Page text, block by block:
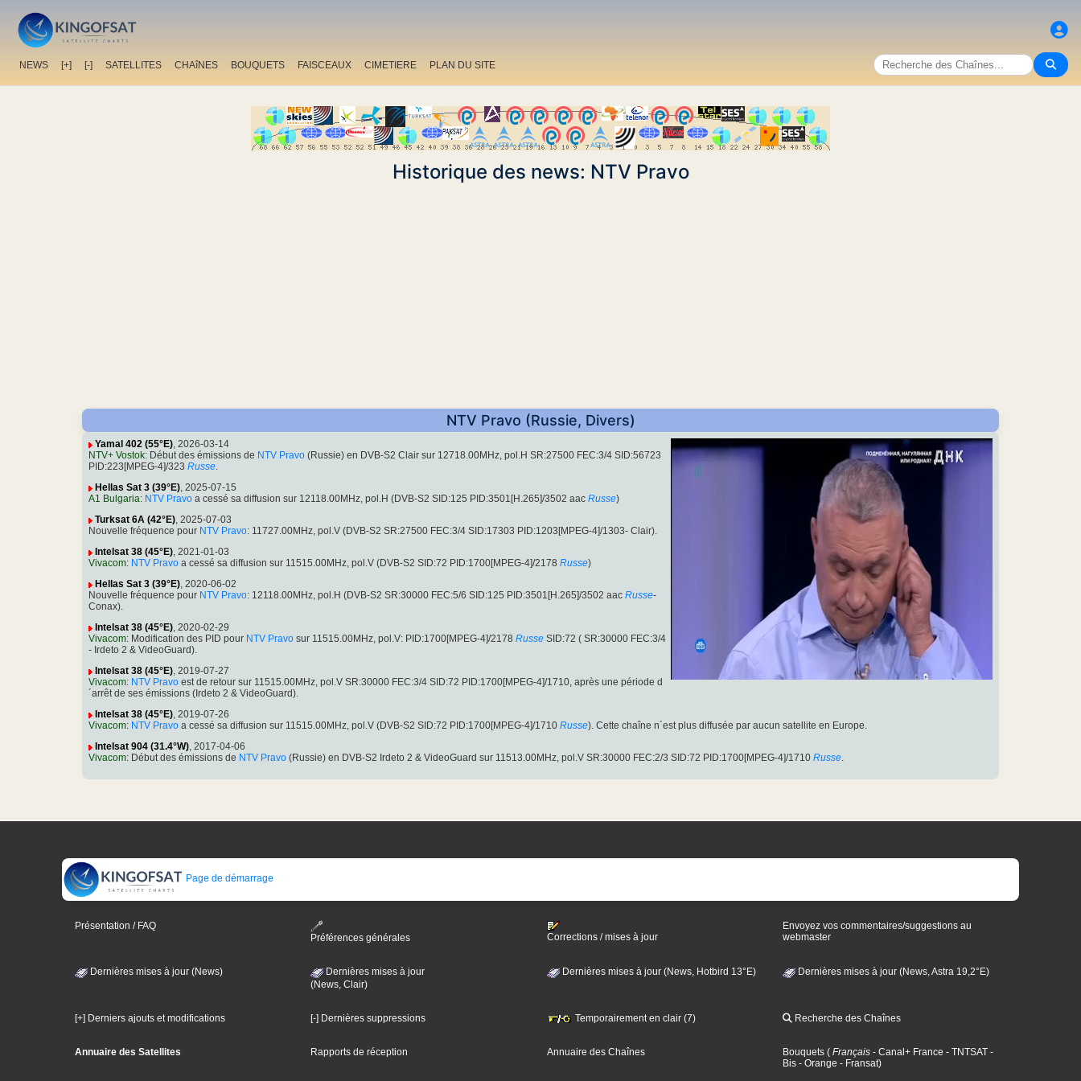
NEWS [+] [-] SATELLITES CHAîNES BOUQUETS FAISCEAUX CIMETIERE PLAN DU SITE
Historique des news: NTV Pravo
NTV Pravo (Russie, Divers)
Yamal 402 (55°E), 2026-03-14
NTV+ Vostok: Début des émissions de NTV Pravo (Russie) en DVB-S2 Clair sur 12718.00MHz, pol.H SR:27500 FEC:3/4 SID:56723
PID:223[MPEG-4]/323 Russe.
Hellas Sat 3 (39°E), 2025-07-15
A1 Bulgaria: NTV Pravo a cessé sa diffusion sur 12118.00MHz, pol.H (DVB-S2 SID:125 PID:3501[H.265]/3502 aac Russe)
Turksat 6A (42°E), 2025-07-03
Nouvelle fréquence pour NTV Pravo: 11727.00MHz, pol.V (DVB-S2 SR:27500 FEC:3/4 SID:17303 PID:1203[MPEG-4]/1303- Clair).
Intelsat 38 (45°E), 2021-01-03
Vivacom: NTV Pravo a cessé sa diffusion sur 11515.00MHz, pol.V (DVB-S2 SID:72 PID:1700[MPEG-4]/2178 Russe)
Hellas Sat 3 (39°E), 2020-06-02
Nouvelle fréquence pour NTV Pravo: 12118.00MHz, pol.H (DVB-S2 SR:30000 FEC:5/6 SID:125 PID:3501[H.265]/3502 aac Russe-
Conax).
Intelsat 38 (45°E), 2020-02-29
Vivacom: Modification des PID pour NTV Pravo sur 11515.00MHz, pol.V: PID:1700[MPEG-4]/2178 Russe SID:72 ( SR:30000 FEC:3/4
- Irdeto 2 & VideoGuard).
Intelsat 38 (45°E), 2019-07-27
Vivacom: NTV Pravo est de retour sur 11515.00MHz, pol.V SR:30000 FEC:3/4 SID:72 PID:1700[MPEG-4]/1710, après une période d
´arrêt de ses émissions (Irdeto 2 & VideoGuard).
Intelsat 38 (45°E), 2019-07-26
Vivacom: NTV Pravo a cessé sa diffusion sur 11515.00MHz, pol.V (DVB-S2 SID:72 PID:1700[MPEG-4]/1710 Russe). Cette chaîne n´est plus diffusée par aucun satellite en Europe.
Intelsat 904 (31.4°W), 2017-04-06
Vivacom: Début des émissions de NTV Pravo (Russie) en DVB-S2 Irdeto 2 & VideoGuard sur 11513.00MHz, pol.V SR:30000 FEC:2/3 SID:72 PID:1700[MPEG-4]/1710 Russe.
Page de démarrage
Présentation / FAQ
Préférences générales
Corrections / mises à jour
Envoyez vos commentaires/suggestions au
webmaster
Dernières mises à jour (News)
Dernières mises à jour
(News, Clair)
Dernières mises à jour (News, Hotbird 13°E) Dernières mises à jour (News, Astra 19,2°E)
[+] Derniers ajouts et modifications [-] Dernières suppressions Temporairement en clair (7) Recherche des Chaînes
Annuaire des Satellites Rapports de réception Annuaire des Chaînes Bouquets ( Français - Canal+ France - TNTSAT -
Bis - Orange - Fransat)